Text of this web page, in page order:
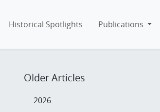
Historical Spotlights Publications
Older Articles
2026